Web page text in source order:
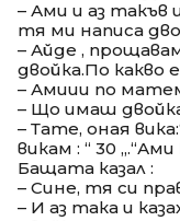
– Ами и аз такъв
тя ми написа
– Айде ,
двойка.По какво
– Амиии по
– Що имаш
– Тате, оная
викам : “ 30
Бащата казал :
– Сине, тя си
– И аз така и